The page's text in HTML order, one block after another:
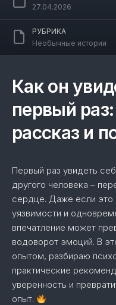
27.04.2026
РУБРИКА
Необычные истории
Как он
первый
рассказ и
Первый раз увидеть
другого человека –
сердце. Даже если это
уязвимости и
впечатление может
водоворот эмоций. В
опытом, разбираю
практические
уверенность и
опыт.